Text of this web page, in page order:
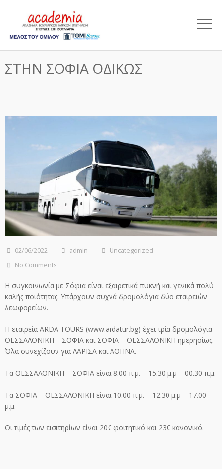
ΣΤΗΝ ΣΟΦΙΑ ΟΔΙΚΩΣ
02/06/2022 admin
Uncategorized
No Comments
Η συγκοινωνία με Σόφια είναι εξαιρετικά πυκνή και γενικά πολύ
καλής ποιότητας. Υπάρχουν συχνά δρομολόγια δύο εταιρειών
λεωφορείων.
Η εταιρεία ARDA TOURS (www.ardatur.bg) έχει τρία δρομολόγια
ΘΕΣΣΑΛΟΝΙΚΗ – ΣΟΦΙΑ και ΣΟΦΙΑ – ΘΕΣΣΑΛΟΝΙΚΗ ημερησίως.
Όλα συνεχίζουν για ΛΑΡΙΣΑ και ΑΘΗΝΑ.
Τα ΘΕΣΣΑΛΟΝΙΚΗ – ΣΟΦΙΑ είναι 8.00 π.μ. – 15.30 μ.μ – 00.30 π.μ.
Τα ΣΟΦΙΑ – ΘΕΣΣΑΛΟΝΙΚΗ είναι 10.00 π.μ. – 12.30 μ.μ – 17.00
μ.μ.
Οι τιμές των εισιτηρίων είναι 20€ φοιτητικό και 23€ κανονικό.